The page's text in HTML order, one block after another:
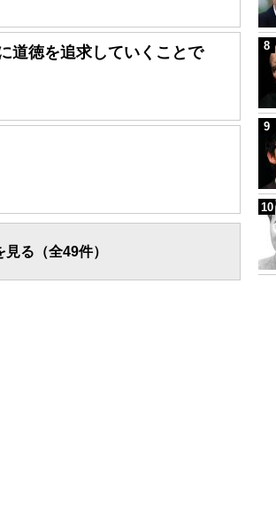
道徳を追求していくことで
る（全49件）